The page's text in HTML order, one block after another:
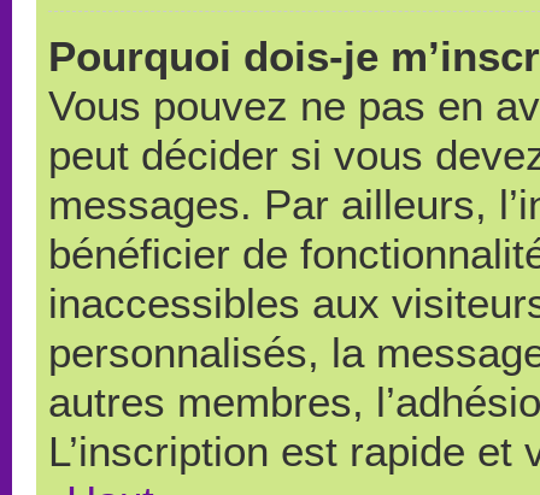
Pourquoi dois-je
Vous pouvez ne pas en
peut décider si vous
messages. Par ailleurs,
bénéficier de
inaccessibles aux
personnalisés, la
autres membres,
L’inscription est rapide et